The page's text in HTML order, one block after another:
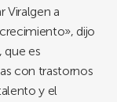
Viralgen a
dijo
que es
con trastornos
y el